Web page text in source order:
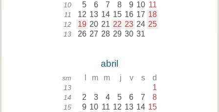
10 5 6 7 8 9 10 11
11 12 13 14 15 16 17 18
12 19 20 21 22 23 24 25
13 26 27 28 29 30 31
abril
sm m m j v s d
13 1
14 2 3 4 5 6 7 8
15 9 10 11 12 13 14 15